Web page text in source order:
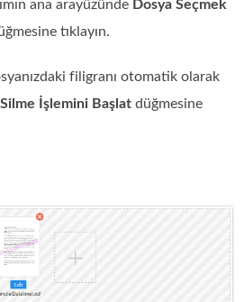
ana arayüzünde Dosya Seçmek
tıklayın.
filigranı otomatik olarak
Silme İşlemini Başlat düğmesine